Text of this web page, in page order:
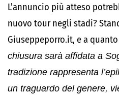
L’annuncio più atteso
nuovo tour negli stadi?
Giuseppeporro.it, e a
chiusura sarà affidata a
tradizione rappresenta
un traguardo del genere,